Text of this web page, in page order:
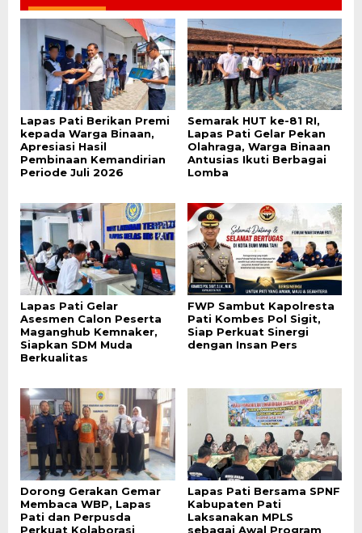
Lapas Pati Berikan Premi
kepada Warga Binaan,
Apresiasi Hasil
Pembinaan Kemandirian
Periode Juli 2026
Semarak HUT ke-81 RI,
Lapas Pati Gelar Pekan
Olahraga, Warga Binaan
Antusias Ikuti Berbagai
Lomba
Lapas Pati Gelar
Asesmen Calon Peserta
Maganghub Kemnaker,
Siapkan SDM Muda
Berkualitas
FWP Sambut Kapolresta
Pati Kombes Pol Sigit,
Siap Perkuat Sinergi
dengan Insan Pers
Dorong Gerakan Gemar
Membaca WBP, Lapas
Pati dan Perpusda
Perkuat Kolaborasi
Lapas Pati Bersama SPNF
Kabupaten Pati
Laksanakan MPLS
sebagai Awal Program